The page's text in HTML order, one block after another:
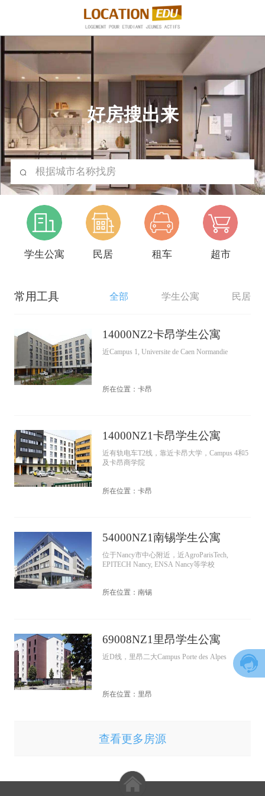
好房搜出来
根据城市名称找房
学生公寓 民居 租车 超市
常用工具 全部 学生公寓 民居
14000NZ2卡昂学生公寓
近Campus 1, Universite de Caen Normandie
所在位置：卡昂
14000NZ1卡昂学生公寓
近有轨电车T2线，靠近卡昂大学，Campus 4和5
及卡昂商学院
所在位置：卡昂
54000NZ1南锡学生公寓
位于Nancy市中心附近，近AgroParisTech,
EPITECH Nancy, ENSA Nancy等学校
所在位置：南锡
69008NZ1里昂学生公寓
近D线，里昂二大Campus Porte des Alpes
所在位置：里昂
查看更多房源